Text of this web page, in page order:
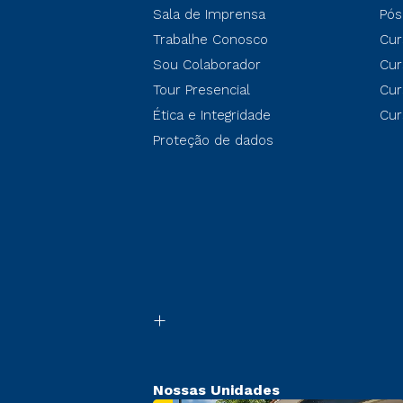
Sala de Imprensa
Trabalhe Conosco
Sou Colaborador
Tour Presencial
Ética e Integridade
Proteção de dados
Nossas Unidades